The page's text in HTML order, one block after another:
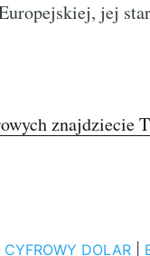
jej
znajdziecie
CYFROWY DOLAR